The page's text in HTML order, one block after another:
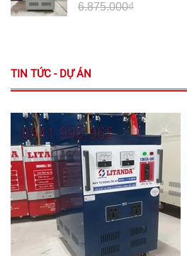
6.875.000₫
TIN TỨC - DỰ ÁN